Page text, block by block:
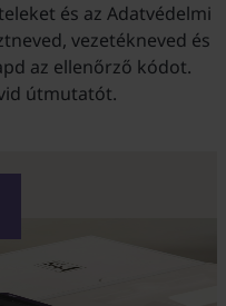
és az Adatvédelmi
vezetékneved és
az ellenőrző kódot.
útmutatót.